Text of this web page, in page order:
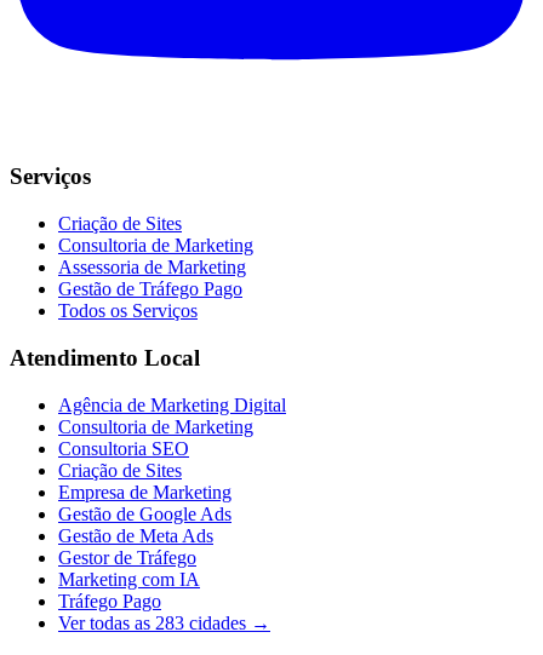
Serviços
Criação de Sites
Consultoria de Marketing
Assessoria de Marketing
Gestão de Tráfego Pago
Todos os Serviços
Atendimento Local
Agência de Marketing Digital
Consultoria de Marketing
Consultoria SEO
Criação de Sites
Empresa de Marketing
Gestão de Google Ads
Gestão de Meta Ads
Gestor de Tráfego
Marketing com IA
Tráfego Pago
Ver todas as 283 cidades →